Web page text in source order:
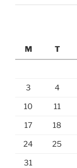
M
T
3 4
10 11
17 18
24 25
31